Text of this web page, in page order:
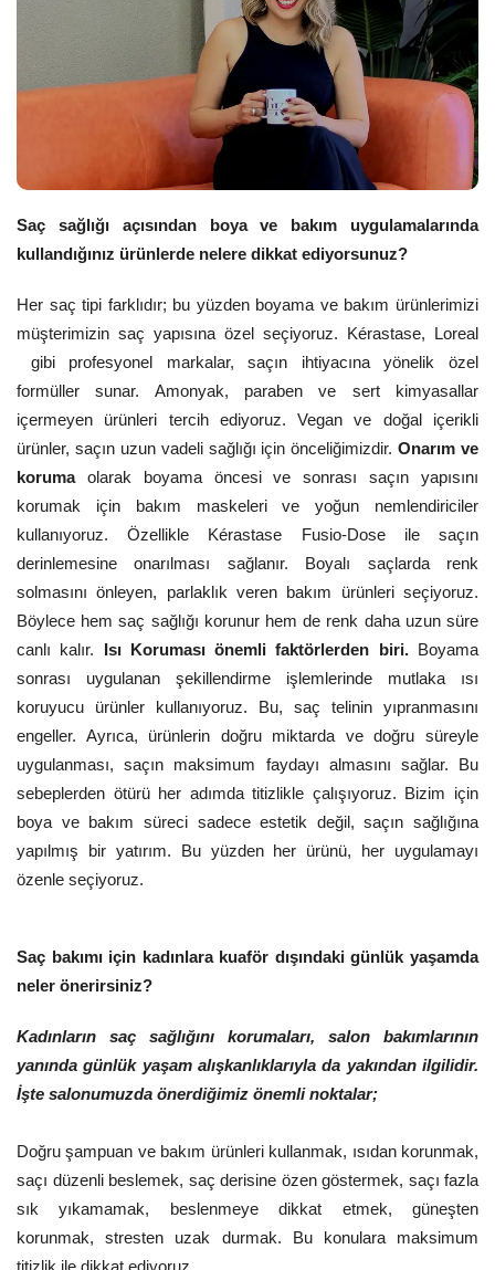
Saç sağlığı açısından boya ve bakım uygulamalarında
kullandığınız ürünlerde nelere dikkat ediyorsunuz?
Her saç tipi farklıdır; bu yüzden boyama ve bakım ürünlerimizi
müşterimizin saç yapısına özel seçiyoruz. Kérastase, Loreal
gibi profesyonel markalar, saçın ihtiyacına yönelik özel
formüller sunar. Amonyak, paraben ve sert kimyasallar
içermeyen ürünleri tercih ediyoruz. Vegan ve doğal içerikli
ürünler, saçın uzun vadeli sağlığı için önceliğimizdir.Onarım ve
korumaolarak boyama öncesi ve sonrası saçın yapısını
korumak için bakım maskeleri ve yoğun nemlendiriciler
kullanıyoruz. Özellikle Kérastase Fusio-Dose ile saçın
derinlemesine onarılması sağlanır. Boyalı saçlarda renk
solmasını önleyen, parlaklık veren bakım ürünleri seçiyoruz.
Böylece hem saç sağlığı korunur hem de renk daha uzun süre
canlı kalır. Isı Koruması önemli faktörlerden biri. Boyama
sonrası uygulanan şekillendirme işlemlerinde mutlaka ısı
koruyucu ürünler kullanıyoruz. Bu, saç telinin yıpranmasını
engeller. Ayrıca, ürünlerin doğru miktarda ve doğru süreyle
uygulanması, saçın maksimum faydayı almasını sağlar. Bu
sebeplerden ötürü her adımda titizlikle çalışıyoruz. Bizim için
boya ve bakım süreci sadece estetik değil, saçın sağlığına
yapılmış bir yatırım. Bu yüzden her ürünü, her uygulamayı
özenle seçiyoruz.
Saç bakımı için kadınlara kuaför dışındaki günlük yaşamda
neler önerirsiniz?
Kadınların saç sağlığını korumaları, salon bakımlarının
yanında günlük yaşam alışkanlıklarıyla da yakından ilgilidir.
İşte salonumuzda önerdiğimiz önemli noktalar;
Doğru şampuan ve bakım ürünleri kullanmak, ısıdan korunmak,
saçı düzenli beslemek, saç derisine özen göstermek, saçı fazla
sık yıkamamak, beslenmeye dikkat etmek, güneşten
korunmak, stresten uzak durmak. Bu konulara maksimum
titizlik ile dikkat ediyoruz.